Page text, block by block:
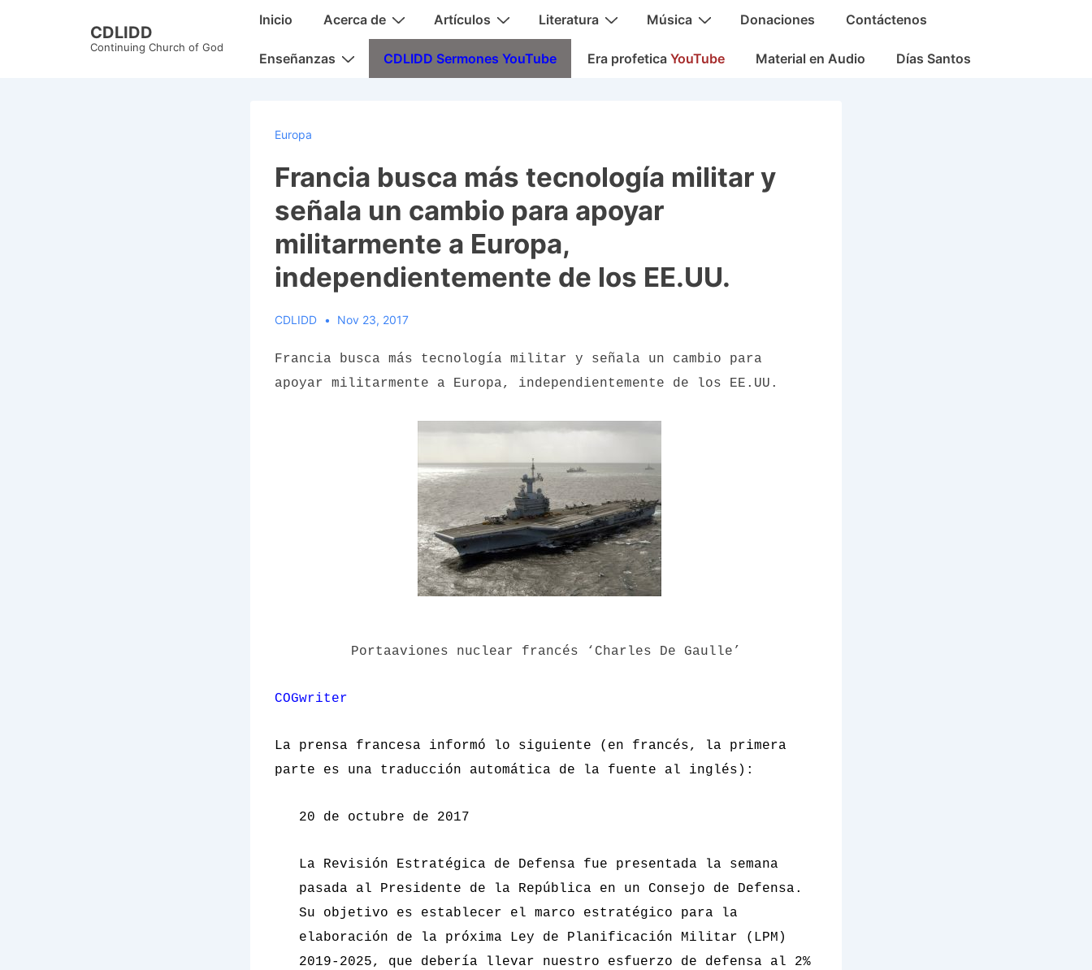
CDLIDD
Continuing Church of God
MainInicio Acerca de Artículos Literatura Música Donaciones Contáctenos
Enseñanzas CDLIDD Sermones YouTube Era profetica YouTube Material en Audio Días Santos
Europa
Francia busca más tecnología militar y
señala un cambio para apoyar
militarmente a Europa,
independientemente de los EE.UU.
CDLIDD Nov 23, 2017
Francia busca más tecnología militar y señala un cambio para
apoyar militarmente a Europa, independientemente de los EE.UU.
Portaaviones nuclear francés ‘Charles De Gaulle’
COGwriter
La prensa francesa informó lo siguiente (en francés, la primera
parte es una traducción automática de la fuente al inglés):
20 de octubre de 2017
La Revisión Estratégica de Defensa fue presentada la semana
pasada al Presidente de la República en un Consejo de Defensa.
Su objetivo es establecer el marco estratégico para la
elaboración de la próxima Ley de Planificación Militar (LPM)
2019-2025, que debería llevar nuestro esfuerzo de defensa al 2%